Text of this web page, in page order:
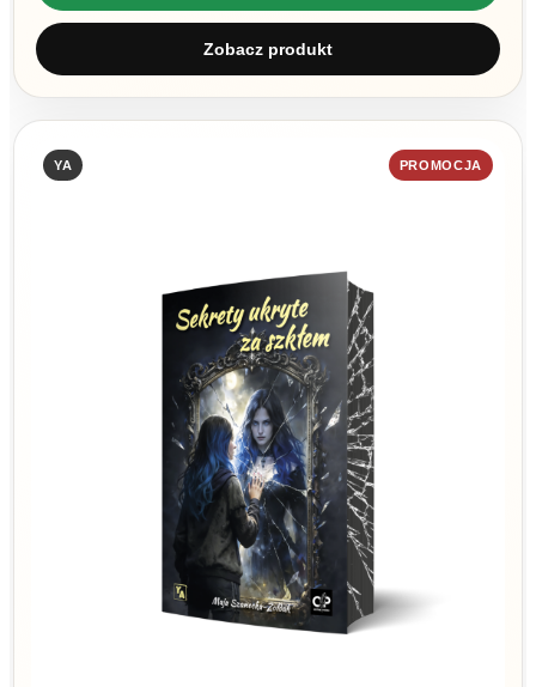
Zobacz produkt
YA PROMOCJA